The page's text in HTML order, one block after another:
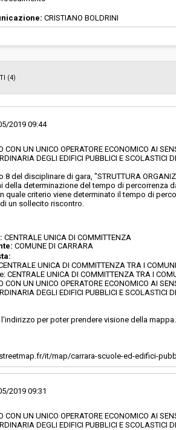
CRISTIANO BOLDRINI
(4)
2019 09:44
CON UN UNICO OPERATORE ECONOMICO AI
DEGLI EDIFICI PUBBLICI E SCOLASTICI
8 del disciplinare di gara, "STRUTTURA
della determinazione del tempo di percorrenza
quale criterio viene determinato il tempo di
un sollecito riscontro.
CENTRALE UNICA DI COMMITTENZA
COMUNE DI CARRARA
UNICA DI COMMITTENZA TRA I
UNICA DI COMMITTENZA TRA I
CON UN UNICO OPERATORE ECONOMICO AI
DEGLI EDIFICI PUBBLICI E SCOLASTICI
per poter prendere visione della mappa.
it/map/carrara-scuole-ed-edifici-
2019 09:31
CON UN UNICO OPERATORE ECONOMICO AI
DEGLI EDIFICI PUBBLICI E SCOLASTICI